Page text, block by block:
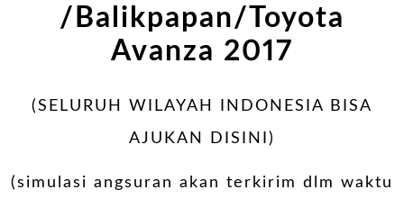
/Balikpapan/Toyota
Avanza 2017
(SELURUH WILAYAH INDONESIA BISA
AJUKAN DISINI)
(simulasi angsuran akan terkirim dlm waktu